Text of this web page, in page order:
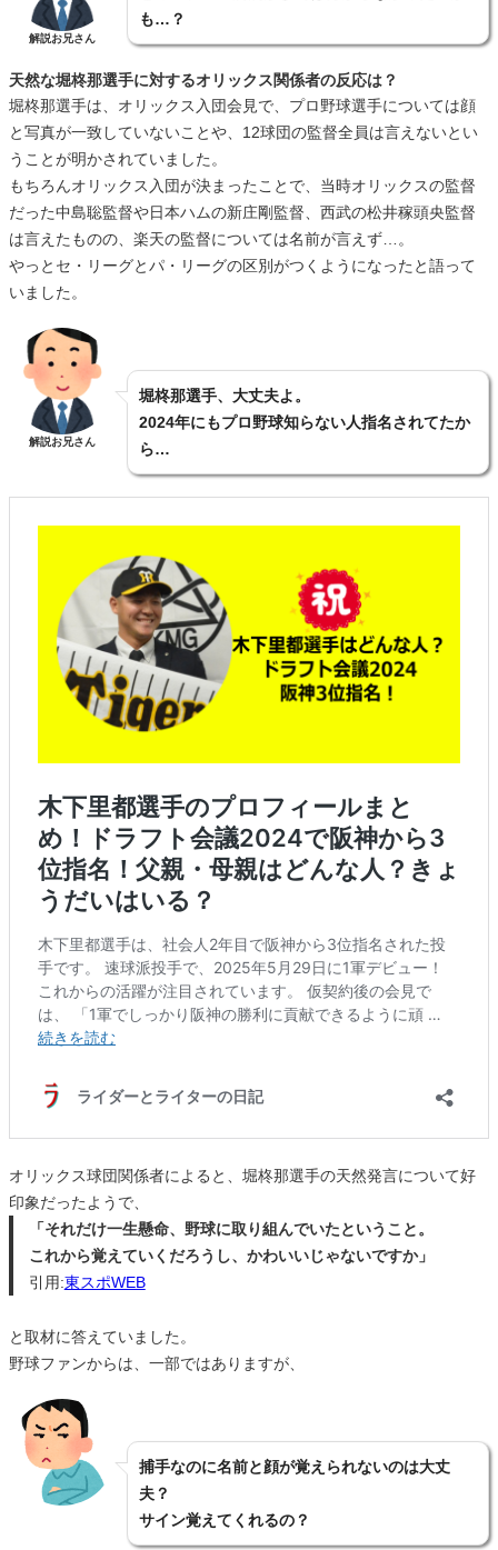
解説お兄さん
も…？
天然な堀柊那選手に対するオリックス関係者の反応は？
堀柊那選手は、オリックス入団会見で、プロ野球選手については顔
と写真が一致していないことや、12球団の監督全員は言えないとい
うことが明かされていました。
もちろんオリックス入団が決まったことで、当時オリックスの監督
だった中島聡監督や日本ハムの新庄剛監督、西武の松井稼頭央監督
は言えたものの、楽天の監督については名前が言えず…。
やっとセ・リーグとパ・リーグの区別がつくようになったと語って
いました。
解説お兄さん
堀柊那選手、大丈夫よ。
2024年にもプロ野球知らない人指名されてたか
ら…
オリックス球団関係者によると、堀柊那選手の天然発言について好
印象だったようで、
「それだけ一生懸命、野球に取り組んでいたということ。
これから覚えていくだろうし、かわいいじゃないですか」
引用:東スポWEB
と取材に答えていました。
野球ファンからは、一部ではありますが、
捕手なのに名前と顔が覚えられないのは大丈
夫？
サイン覚えてくれるの？